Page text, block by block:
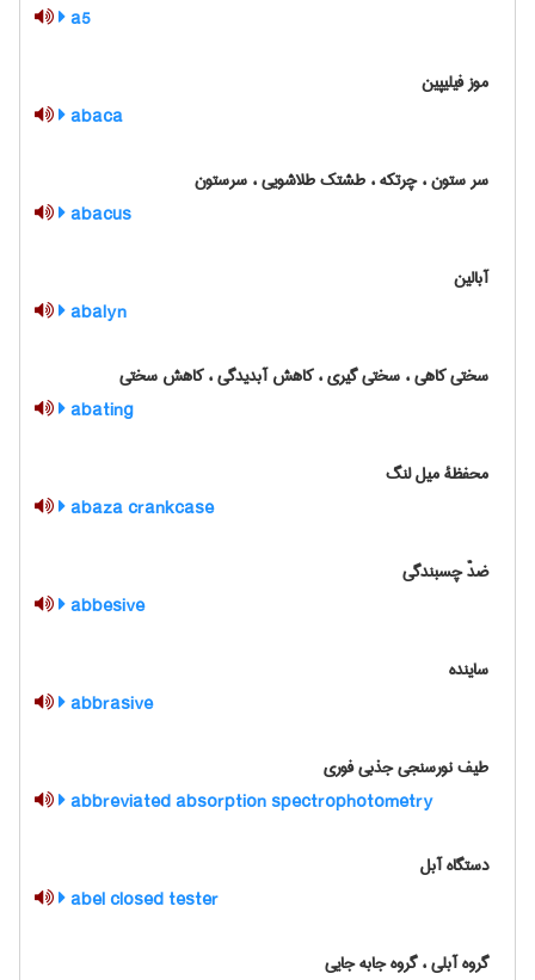
a5
موز فیلیپین
abaca
سر ستون ، چرتکه ، طشتک طلاشویی ، سرستون
abacus
آبالین
abalyn
سختی کاهی ، سختی گیری ، کاهش آبدیدگی ، کاهش سختی
abating
محفظۀ میل لنگ
abaza crankcase
ضدّ چسبندگی
abbesive
ساینده
abbrasive
طیف نورسنجی جذبی فوری
abbreviated absorption spectrophotometry
دستگاه آبل
abel closed tester
گروه آبلی ، گروه جابه جایی